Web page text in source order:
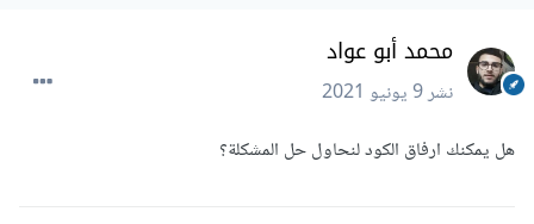
محمد أبو عواد
نشر9 يونيو 2021
هل يمكنك ارفاق الكود لنحاول حل المشكلة؟